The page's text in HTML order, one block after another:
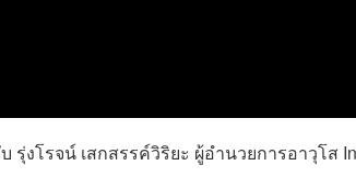
งโรจน์ เสกสรรค์วิริยะ ผู้อำนวยการอาวุโส